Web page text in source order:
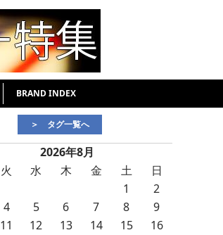
BRAND INDEX
＞ タグ一覧へ
2026年8月
火 水 木 金 土 日
1
2
4 5 6 7 8
9
11 12 13 14 15
16